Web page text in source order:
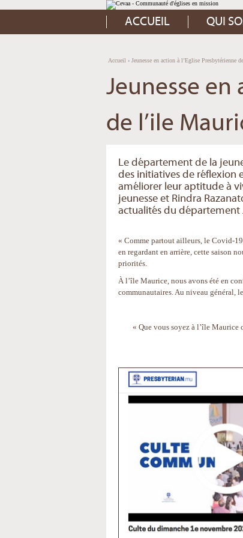
Aller
au
contenu.
Aller
à
Outils
personnels
ACCUEIL QUI
Accueil › Jeunesse en action à l’Eglise Presbytérienne
Jeunesse en
de l’ile
Le département de la
des initiatives de réflexion
améliorer leur aptitude à
jeunesse et Rindra
actualités du département
« Comme partout ailleurs, le Covid-
en regardant en arrière, cette saison
priorités.
À l’île Maurice, nous avons été en
communautaires. Au niveau général,
« Que vous soyez à l’île